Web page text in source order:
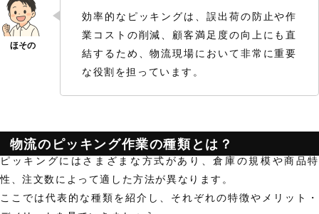
効率的なピッキングは、誤出荷の防止や作
業コストの削減、顧客満足度の向上にも直
結するため、物流現場において非常に重要
な役割を担っています。
物流のピッキング作業の種類とは？
ピッキングにはさまざまな方式があり、倉庫の規模や商品特
性、注文数によって適した方法が異なります。
ここでは代表的な種類を紹介し、それぞれの特徴やメリット・